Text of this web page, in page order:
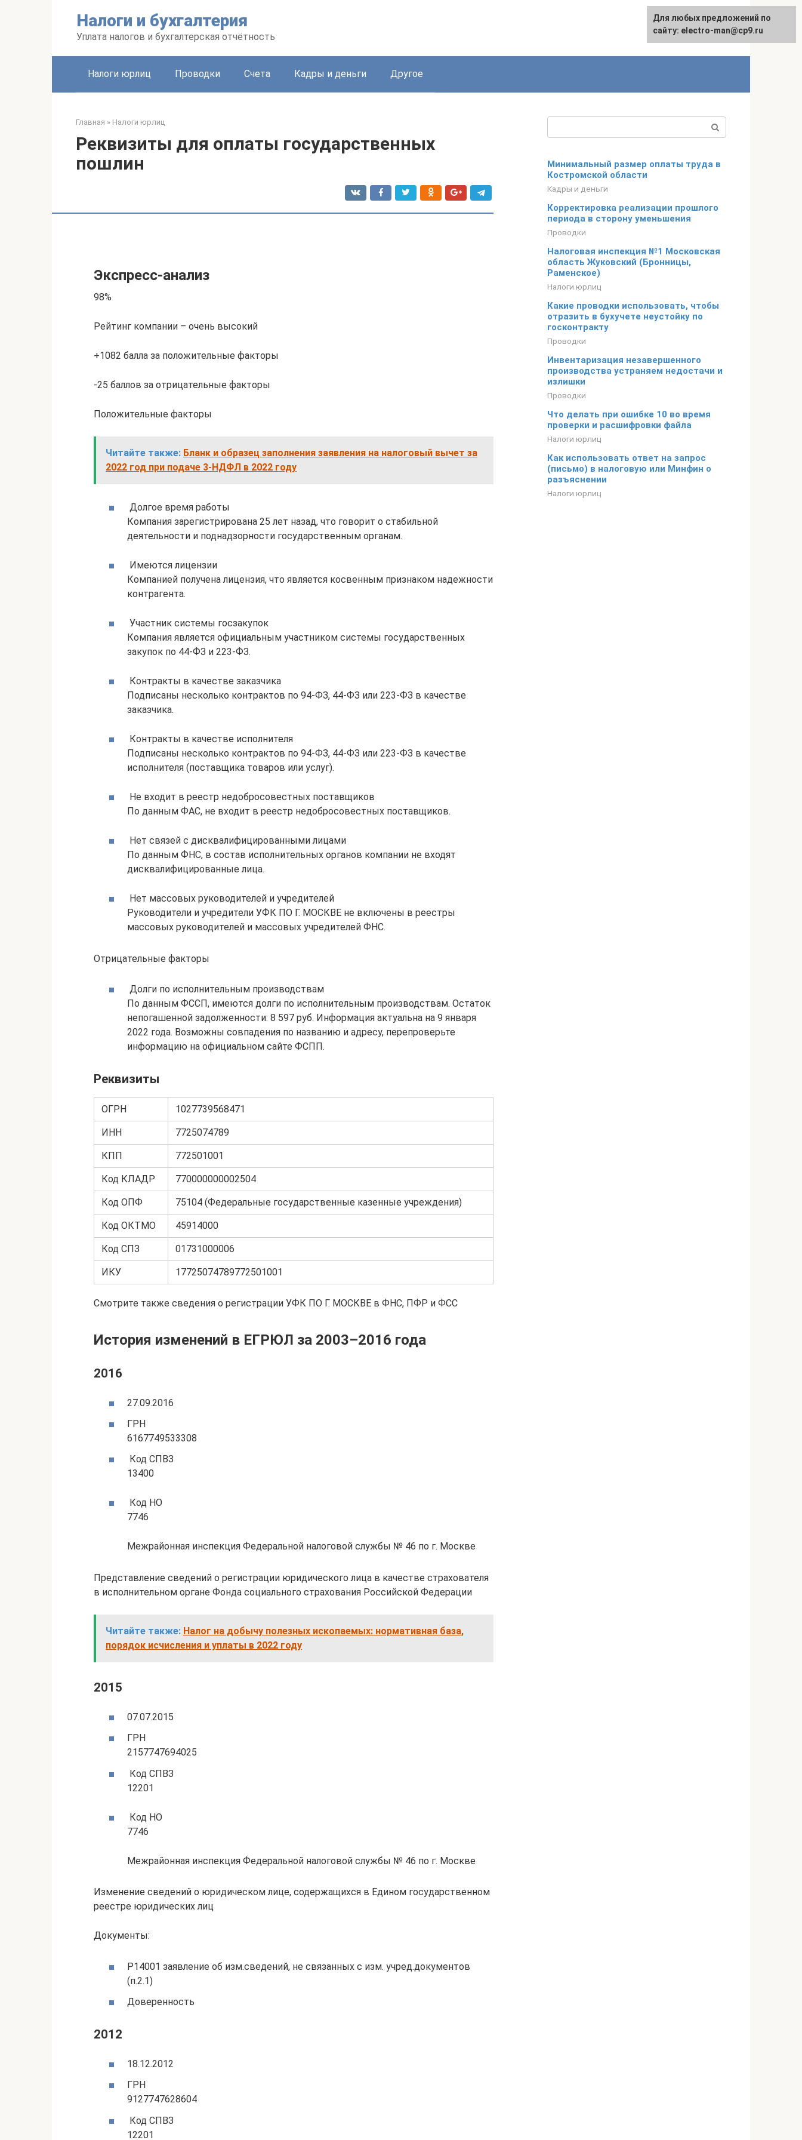
Налоги и бухгалтерия
Уплата налогов и бухгалтерская отчётность
Налоги юрлиц Проводки Счета Кадры и деньги Другое
Главная » Налоги юрлиц
Реквизиты для оплаты государственных
пошлин
Экспресс-анализ
98%
Рейтинг компании – очень высокий
+1082 балла за положительные факторы
-25 баллов за отрицательные факторы
Положительные факторы
Читайте также: Бланк и образец заполнения заявления на налоговый вычет за
2022 год при подаче 3-НДФЛ в 2022 году
Долгое время работы
Компания зарегистрирована 25 лет назад, что говорит о стабильной
деятельности и поднадзорности государственным органам.
Имеются лицензии
Компанией получена лицензия, что является косвенным признаком надежности
контрагента.
Участник системы госзакупок
Компания является официальным участником системы государственных
закупок по 44-ФЗ и 223-ФЗ.
Контракты в качестве заказчика
Подписаны несколько контрактов по 94-ФЗ, 44-ФЗ или 223-ФЗ в качестве
заказчика.
Контракты в качестве исполнителя
Подписаны несколько контрактов по 94-ФЗ, 44-ФЗ или 223-ФЗ в качестве
исполнителя (поставщика товаров или услуг).
Не входит в реестр недобросовестных поставщиков
По данным ФАС, не входит в реестр недобросовестных поставщиков.
Нет связей с дисквалифицированными лицами
По данным ФНС, в состав исполнительных органов компании не входят
дисквалифицированные лица.
Нет массовых руководителей и учредителей
Руководители и учредители УФК ПО Г. МОСКВЕ не включены в реестры
массовых руководителей и массовых учредителей ФНС.
Отрицательные факторы
Долги по исполнительным производствам
По данным ФССП, имеются долги по исполнительным производствам. Остаток
непогашенной задолженности: 8 597 руб. Информация актуальна на 9 января
2022 года. Возможны совпадения по названию и адресу, перепроверьте
информацию на официальном сайте ФСПП.
Реквизиты
ОГРН 1027739568471
ИНН 7725074789
КПП 772501001
Код КЛАДР 770000000002504
Код ОПФ 75104 (Федеральные государственные казенные учреждения)
Код ОКТМО 45914000
Код СПЗ 01731000006
ИКУ 17725074789772501001
Смотрите также сведения о регистрации УФК ПО Г. МОСКВЕ в ФНС, ПФР и ФСС
История изменений в ЕГРЮЛ за 2003–2016 года
2016
27.09.2016
ГРН
6167749533308
Код СПВЗ
13400
Код НО
7746
Межрайонная инспекция Федеральной налоговой службы № 46 по г. Москве
Представление сведений о регистрации юридического лица в качестве страхователя
в исполнительном органе Фонда социального страхования Российской Федерации
Читайте также: Налог на добычу полезных ископаемых: нормативная база,
порядок исчисления и уплаты в 2022 году
2015
07.07.2015
ГРН
2157747694025
Код СПВЗ
12201
Код НО
7746
Межрайонная инспекция Федеральной налоговой службы № 46 по г. Москве
Изменение сведений о юридическом лице, содержащихся в Едином государственном
реестре юридических лиц
Документы:
Р14001 заявление об изм.сведений, не связанных с изм. учред.документов
(п.2.1)
Доверенность
2012
18.12.2012
ГРН
9127747628604
Код СПВЗ
12201
Минимальный размер оплаты труда в
Костромской области
Кадры и деньги
Корректировка реализации прошлого
периода в сторону уменьшения
Проводки
Налоговая инспекция №1 Московская
область Жуковский (Бронницы,
Раменское)
Налоги юрлиц
Какие проводки использовать, чтобы
отразить в бухучете неустойку по
госконтракту
Проводки
Инвентаризация незавершенного
производства устраняем недостачи и
излишки
Проводки
Что делать при ошибке 10 во время
проверки и расшифровки файла
Налоги юрлиц
Как использовать ответ на запрос
(письмо) в налоговую или Минфин о
разъяснении
Налоги юрлиц
Для любых предложений по
сайту: electro-man@cp9.ru